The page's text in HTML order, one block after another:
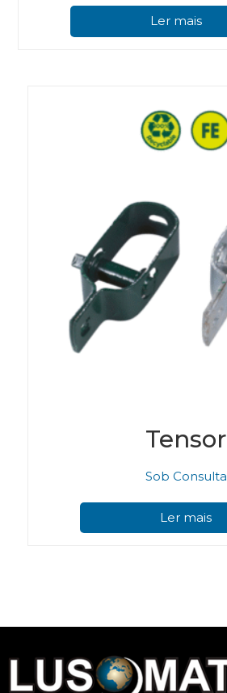
Ler mais
Tensor
Sob Consulta
Ler mais